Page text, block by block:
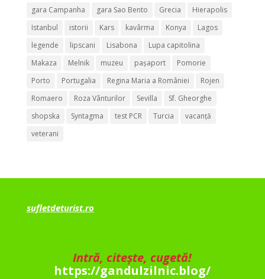
gara Campanha
gara Sao Bento Grecia
Hierapolis
Istanbul
istorii Kars kavârma Konya
Lagos
legende
lipscani Lisabona
Lupa capitolina
Makaza
Melnik muzeu pașaport
Pomorie
Porto
Portugalia Regina Maria a României
Rojen
Romaero
Roza Vânturilor Sevilla
Sf. Gheorghe
shopska
Syntagma test PCR Turcia
vacanță
veterani
sufletdeturist.ro
Intră, citește, cugetă!
https://gandulzilnic.blog/